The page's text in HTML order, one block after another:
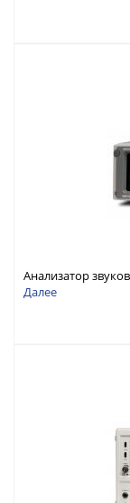
Анализатор
SR770
Далее